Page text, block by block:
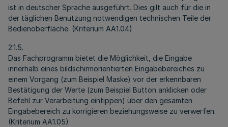
ist in deutscher Sprache ausgeführt. Dies gilt auch für die in
der täglichen Benutzung notwendigen technischen Teile der
Bedienoberfläche. (Kriterium AA1.04)
2.1.5.
Das Fachprogramm bietet die Möglichkeit, die Eingabe
innerhalb eines bildschirmorientierten Eingabebereiches zu
einem Vorgang (zum Beispiel Maske) vor der erkennbaren
Bestätigung der Werte (zum Beispiel Button anklicken oder
Befehl zur Verarbeitung eintippen) über den gesamten
Eingabebereich zu korrigieren beziehungsweise zu verwerfen.
(Kriterium AA1.05)